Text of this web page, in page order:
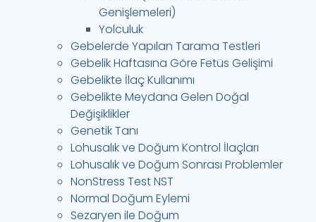
Genişlemeleri)
Yolculuk
Gebelerde Yapılan Tarama Testleri
Gebelik Haftasına Göre Fetüs Gelişimi
Gebelikte İlaç Kullanımı
Gebelikte Meydana Gelen Doğal
Değişiklikler
Genetik Tanı
Lohusalık ve Doğum Kontrol İlaçları
Lohusalık ve Doğum Sonrası Problemler
NonStress Test NST
Normal Doğum Eylemi
Sezaryen ile Doğum